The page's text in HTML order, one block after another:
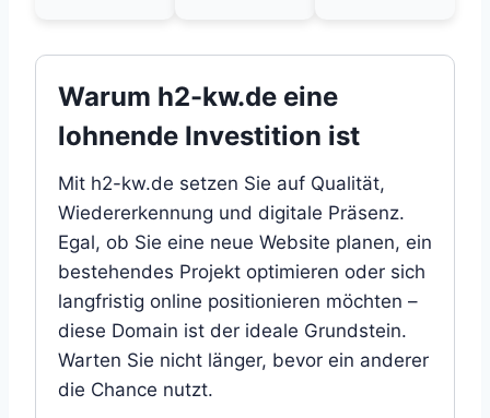
Warum h2-kw.de eine
lohnende Investition ist
Mit h2-kw.de setzen Sie auf Qualität,
Wiedererkennung und digitale Präsenz.
Egal, ob Sie eine neue Website planen, ein
bestehendes Projekt optimieren oder sich
langfristig online positionieren möchten –
diese Domain ist der ideale Grundstein.
Warten Sie nicht länger, bevor ein anderer
die Chance nutzt.